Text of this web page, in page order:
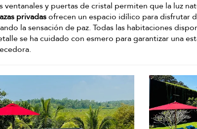
ventanales y puertas de cristal permiten que la luz
privadasofrecen un espacio idílico para disfrutar
la sensación de paz. Todas las habitaciones
se ha cuidado con esmero para garantizar una